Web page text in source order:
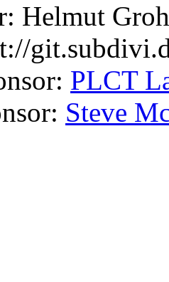
Helmut
PLCT
Steve